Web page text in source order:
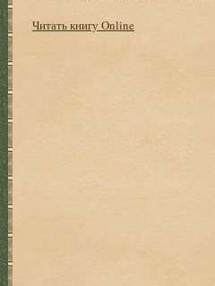
Читать книгу Online